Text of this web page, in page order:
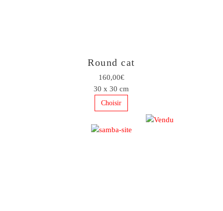
Round cat
160,00€
30 x 30 cm
Choisir